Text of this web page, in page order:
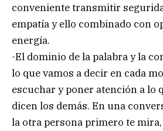
conveniente transmitir
empatía y ello combinado con
energía.
-El dominio de la palabra y la
lo que vamos a decir en cada
escuchar y poner atención a lo
dicen los demás. En una
la otra persona primero te